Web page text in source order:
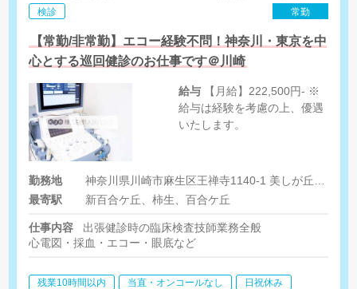
検診
常勤
【常勤/非常勤】エコー経験不問！神奈川・東京を中
心とする巡回健診のお仕事です＠川崎
給与
給与は経験を考慮の上、優遇
いたします。
勤務地
最寄駅
新百合ケ丘、柿生、百合ケ丘
仕事内容
出張健診時の臨床検査技師業務全般
心電図・採血・エコー・眼底など
残業10時間以内 当直・オンコールなし
日祝休み